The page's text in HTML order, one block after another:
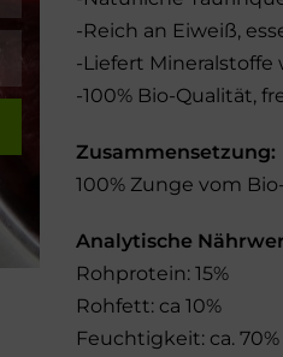
-Reich an Eiweiß,
-Liefert Mineralstoffe
-100% Bio-Qualität,
Zusammensetzung:
100% Zunge vom
Analytische
Rohprotein: 15%
Rohfett: ca 10%
Feuchtigkeit: ca. 70%